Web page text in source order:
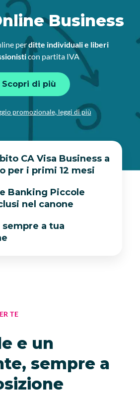
Business
perditte individuali e liberi
con partita IVA
Scopri di più
promozionale, leggi di più
CA Visa Business a
per i primi 12 mesi
Banking Piccole
nel canone
sempre a tua
TE
e un
sempre a